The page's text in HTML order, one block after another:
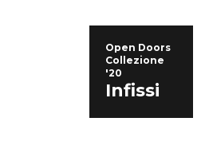
Open Doors
Collezione
'20
Infissi